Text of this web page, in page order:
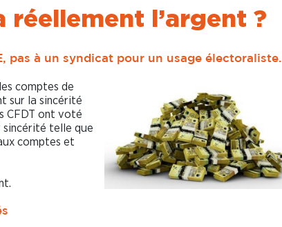
réellement l’argent ?
pas à un syndicat pour un usage électoraliste.
comptes de
sur la sincérité
CFDT ont voté
sincérité telle que
comptes et